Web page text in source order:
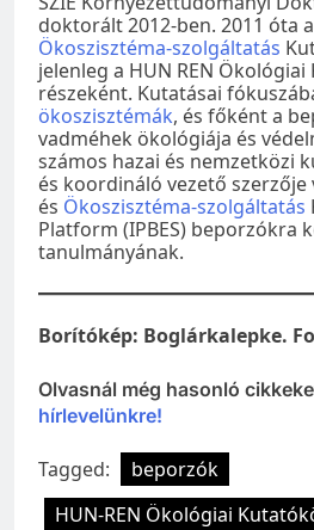
doktorált 2012-ben. 2011 óta
Ökoszisztéma-szolgáltatás
jelenleg a HUN REN
részeként. Kutatásai
ökoszisztémák, és főként a
vadméhek ökológiája és
számos hazai és nemzetközi
és koordináló vezető szerzője
és Ökoszisztéma-szolgáltatás
Platform (IPBES) beporzókra
tanulmányának.
Borítókép: Boglárkalepke.
Olvasnál még hasonló
hírlevelünkre!
Tagged:
beporzók
HUN-REN Ökológiai